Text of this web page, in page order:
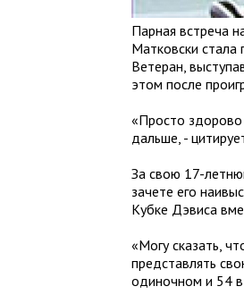
Парная встреча
Матковски стала
Ветеран,
этом после
«Просто здорово
дальше, -
За свою 17-
зачете его
Кубке Дэвиса
«Могу сказать,
представлять
одиночном и 54